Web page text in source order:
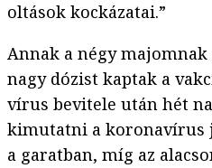
oltások kockázatai.”
Annak a négy majomnak
nagy dózist kaptak a
vírus bevitele után hét
kimutatni a koronavírus
a garatban, míg az